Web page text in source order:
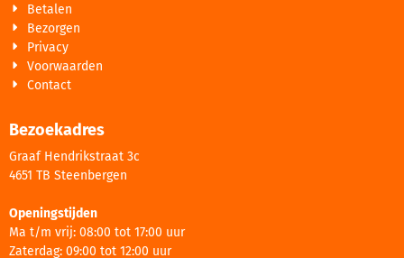
Betalen
Bezorgen
Privacy
Voorwaarden
Contact
Bezoekadres
Graaf Hendrikstraat 3c
4651 TB Steenbergen
Openingstijden
Ma t/m vrij: 08:00 tot 17:00 uur
Zaterdag: 09:00 tot 12:00 uur